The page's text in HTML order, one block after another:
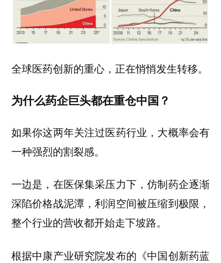
全球医药创新的重心，正在悄悄发生转移。
为什么药企巨头都在重仓中国？
如果你这两年关注过医药行业，大概率会有
一种强烈的割裂感。
一边是，在医保集采压力下，仿制药企逐渐
深陷价格战泥潭，利润空间被压缩到极限，
整个行业的营收都开始走下坡路。
根据中康产业研究院发布的《中国创新药蓝